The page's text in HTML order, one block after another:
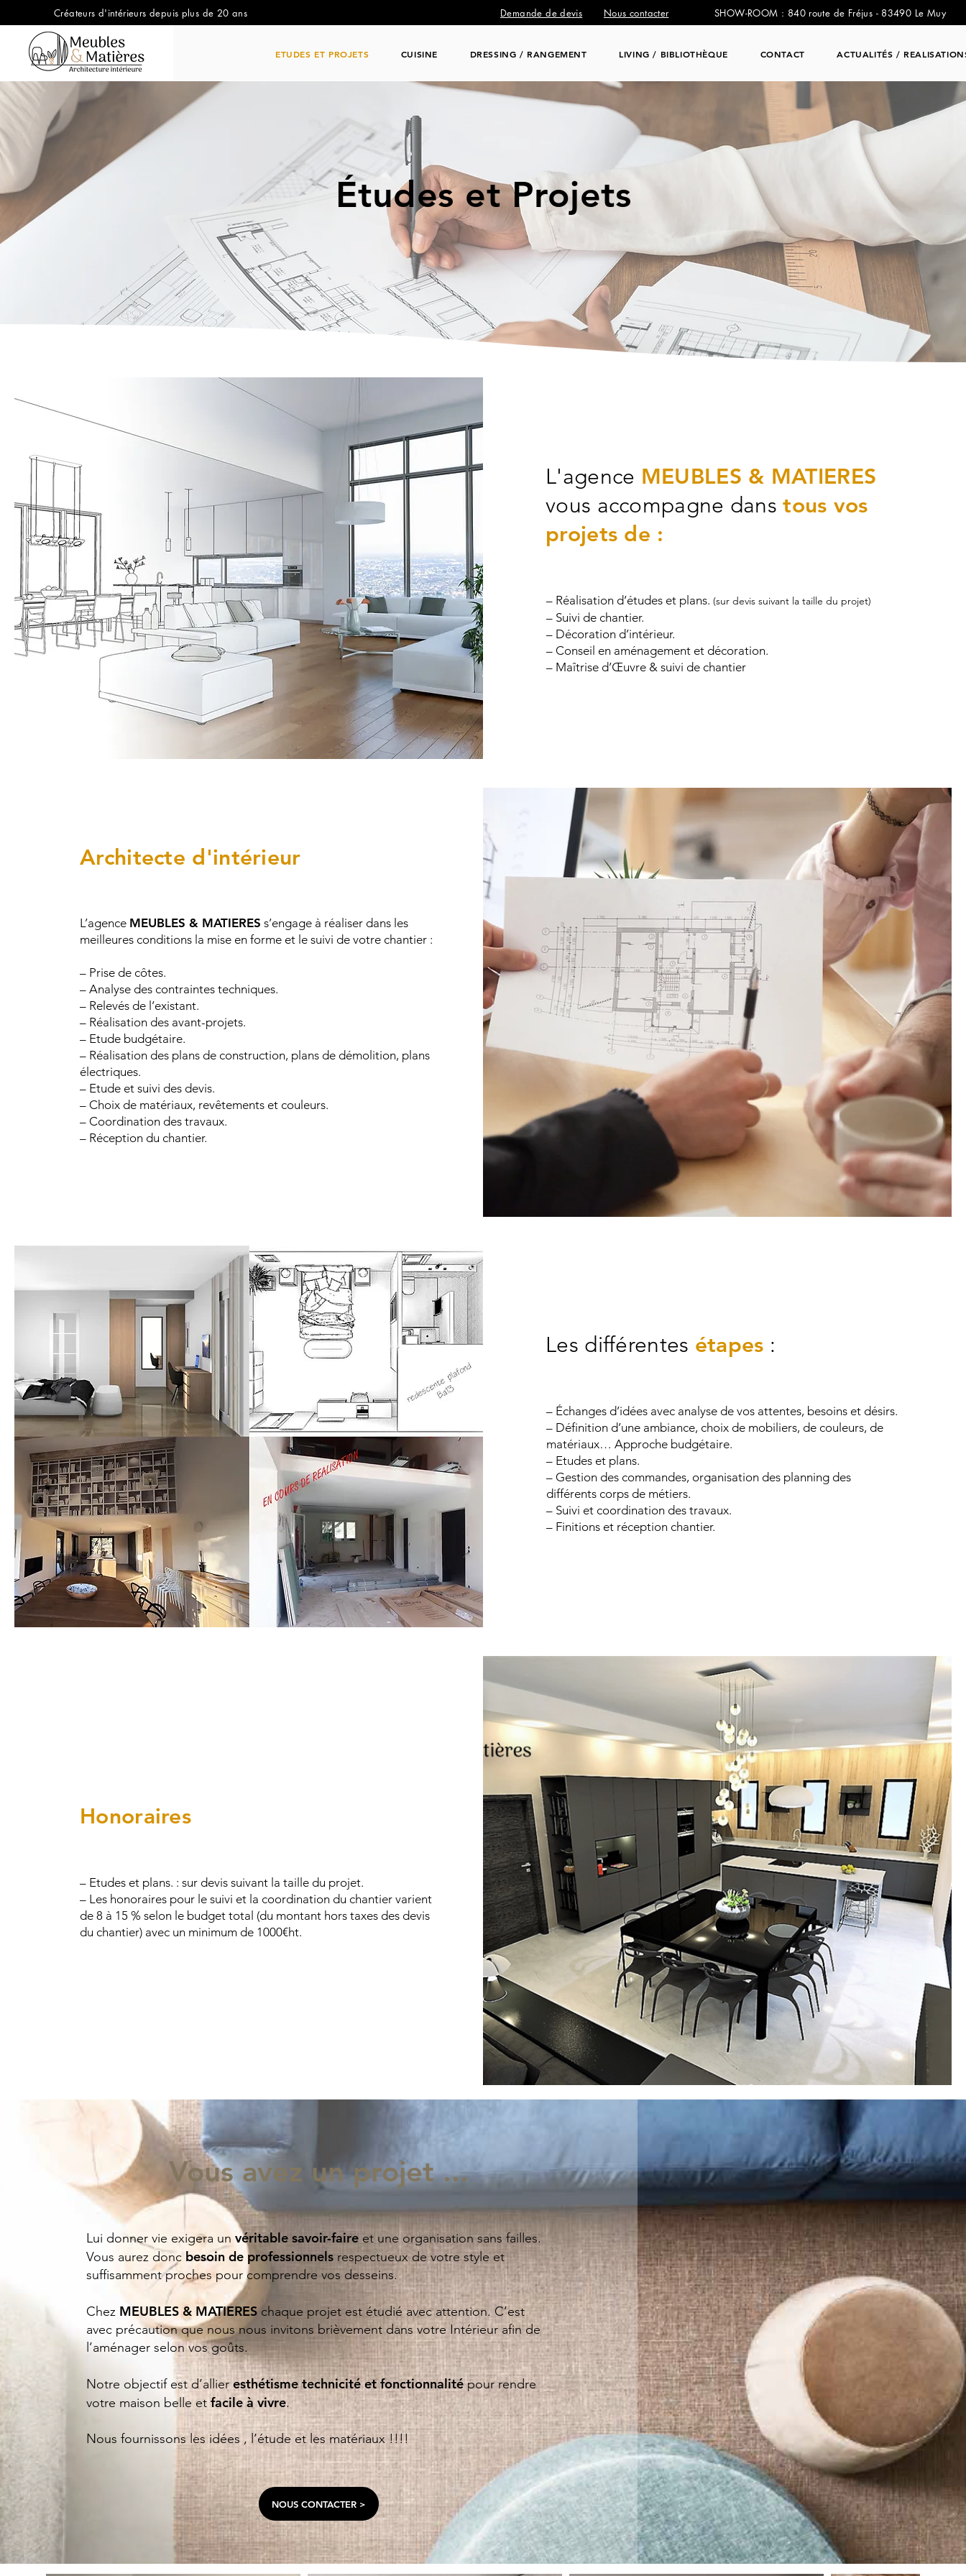
Créateurs d'intérieurs depuis plus de 20 ans Demande de devis Nous contacter SHOW-ROOM : 840 route de Fréjus - 83490 Le Muy
ETUDES ET PROJETS CUISINE DRESSING / RANGEMENT LIVING / BIBLIOTHÈQUE CONTACT ACTUALITÉS /
Études et Projets
L'agence MEUBLES & MATIERES
vous accompagne danstous vos
projets de :
– Réalisation d’études et plans. (sur devis suivant la taille du projet)
– Suivi de chantier.
– Décoration d’intérieur.
– Conseil en aménagement et décoration.
– Maîtrise d’Œuvre & suivi de chantier
Architecte d'intérieur
L’agence MEUBLES & MATIERES s’engage à réaliser dans les
meilleures conditions la mise en forme et le suivi de votre chantier :
– Prise de côtes.
– Analyse des contraintes techniques.
– Relevés de l’existant.
– Réalisation des avant-projets.
– Etude budgétaire.
– Réalisation des plans de construction, plans de démolition, plans
électriques.
– Etude et suivi des devis.
– Choix de matériaux, revêtements et couleurs.
– Coordination des travaux.
– Réception du chantier.
Les différentes étapes :
– Échanges d’idées avec analyse de vos attentes, besoins et désirs.
– Définition d’une ambiance, choix de mobiliers, de couleurs, de
matériaux… Approche budgétaire.
– Etudes et plans.
– Gestion des commandes, organisation des planning des
différents corps de métiers.
– Suivi et coordination des travaux.
– Finitions et réception chantier.
Honoraires
– Etudes et plans. : sur devis suivant la taille du projet.
– ​Les honoraires pour le suivi et la coordination du chantier varient
de 8 à 15 % selon le budget total (du montant hors taxes des devis
du chantier) avec un minimum de 1000€ht.
Vous avez un projet ...
Lui donner vie exigera unvéritable savoir-faire et une organisation sans failles.
Vous aurez donc besoin de professionnels respectueux de votre style et
suffisamment proches pour comprendre vos desseins.
Chez MEUBLES & MATIERESchaque projet est étudié avec attention. C’est
avec précaution que nous nous invitons brièvement dans votre Intérieur afin de
l’aménager selon vos goûts.
Notre objectif est d’allieresthétisme technicité et fonctionnalitépour rendre
votre maison belle etfacile à vivre.
Nous fournissons les idées , l’étude et les matériaux !!!!
NOUS CONTACTER >